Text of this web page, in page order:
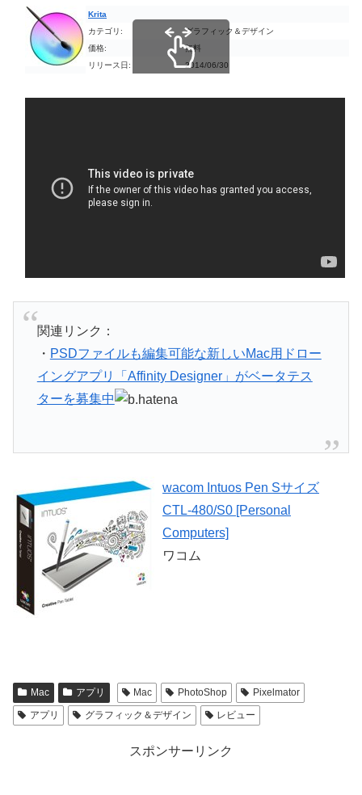
Krita
カテゴリ:
グラフィック＆デザイン
価格:
無料
リリース日:
2014/06/30
関連リンク：
・ PSDファイルも編集可能な新しいMac用ドロー
イングアプリ「Affinity Designer」がベータテス
ターを募集中
wacom Intuos Pen Sサイズ
CTL-480/S0 [Personal
Computers]
ワコム
Mac アプリ Mac PhotoShop
Pixelmator
アプリ
グラフィック＆デザイン レビュー
スポンサーリンク